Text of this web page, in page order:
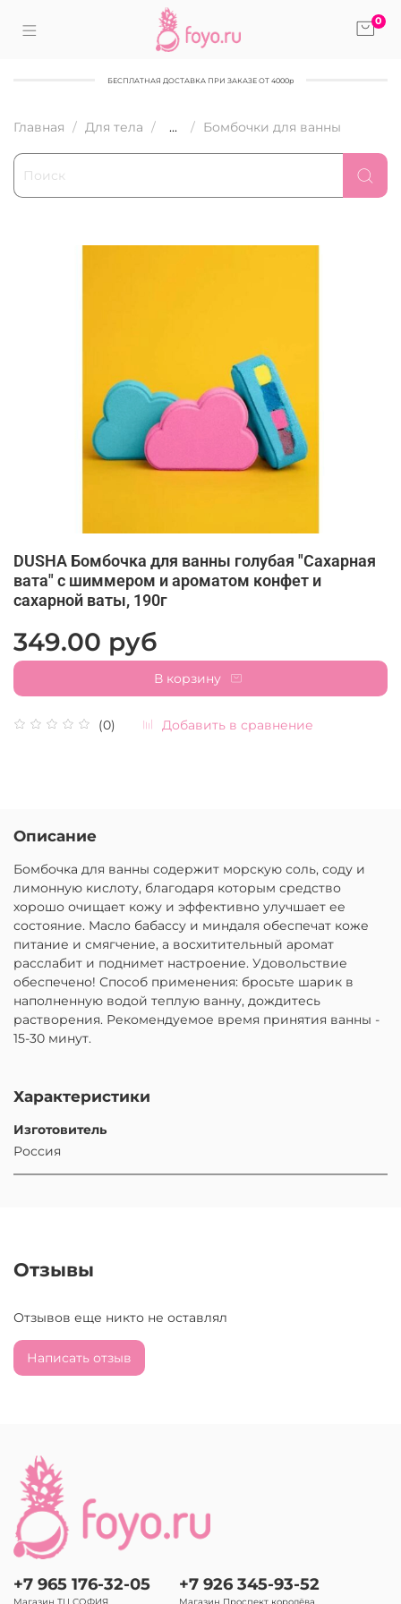
0
БЕСПЛАТНАЯ ДОСТАВКА ПРИ ЗАКАЗЕ ОТ 4000р
Главная Для тела ... Бомбочки для ванны
DUSHA Бомбочка для ванны голубая "Сахарная
вата" с шиммером и ароматом конфет и
сахарной ваты, 190г
(0) Добавить в сравнение
349.00 руб
В корзину
Описание
Бомбочка для ванны содержит морскую соль, соду и
лимонную кислоту, благодаря которым средство
хорошо очищает кожу и эффективно улучшает ее
состояние. Масло бабассу и миндаля обеспечат коже
питание и смягчение, а восхитительный аромат
расслабит и поднимет настроение. Удовольствие
обеспечено! Способ применения: бросьте шарик в
наполненную водой теплую ванну, дождитесь
растворения. Рекомендуемое время принятия ванны -
15-30 минут.
Характеристики
Изготовитель
Россия
Отзывы
Отзывов еще никто не оставлял
Написать отзыв
+7 965 176-32-05
Магазин ТЦ СОФИЯ
+7 926 345-93-52
Магазин Проспект королёва